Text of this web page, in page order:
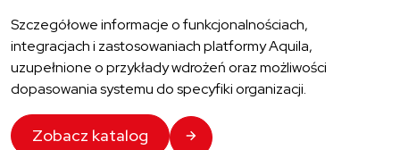
Szczegółowe informacje o funkcjonalnościach,
integracjach i zastosowaniach platformy Aquila,
uzupełnione o przykłady wdrożeń oraz możliwości
dopasowania systemu do specyfiki organizacji.
Zobacz katalog